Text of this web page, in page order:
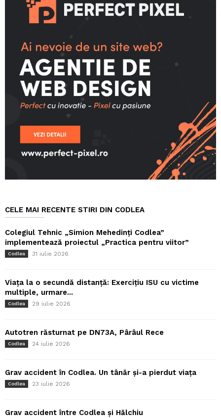
CELE MAI RECENTE STIRI DIN CODLEA
Colegiul Tehnic „Simion Mehedinți Codlea”
implementează proiectul „Practica pentru viitor”
Codlea 31 iulie 2026
Viața la o secundă distanță: Exercițiu ISU cu victime
multiple, urmare...
Codlea 29 iulie 2026
Autotren răsturnat pe DN73A, Pârâul Rece
Codlea 24 iulie 2026
Grav accident în Codlea. Un tânăr și-a pierdut viața
Codlea 23 iulie 2026
Grav accident între Codlea și Hălchiu